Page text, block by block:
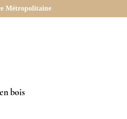
Métropolitaine
bois